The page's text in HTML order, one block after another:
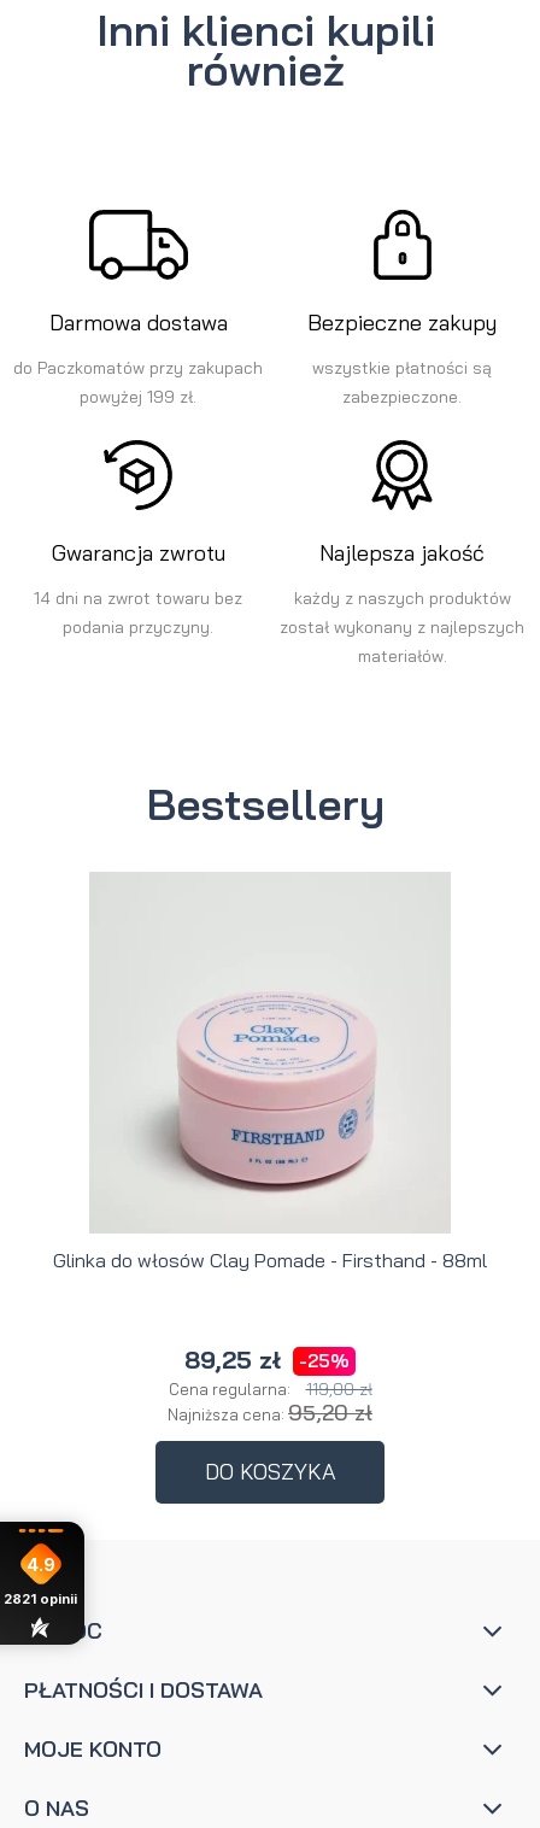
Inni klienci kupili
również
Darmowa dostawa
do Paczkomatów przy zakupach
powyżej 199 zł.
Bezpieczne zakupy
wszystkie płatności są
zabezpieczone.
Gwarancja zwrotu
14 dni na zwrot towaru bez
podania przyczyny.
Najlepsza jakość
każdy z naszych produktów
został wykonany z najlepszych
materiałów.
Bestsellery
Glinka do włosów Clay Pomade - Firsthand - 88ml
89,25 zł -25%
Cena regularna: 119,00 zł
Najniższa cena: 95,20 zł
DO KOSZYKA
POMOC
PŁATNOŚCI I DOSTAWA
MOJE KONTO
O NAS
4.9
2821 opinii